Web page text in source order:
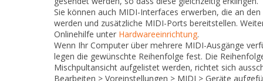
Sie können auch MIDI-Interfaces erwerben, die an
werden und zusätzliche MIDI-Ports bereitstellen.
Onlinehilfe unter Hardwareeinrichtung.
Wenn Ihr Computer über mehrere MIDI-Ausgänge
legen die gewünschte Reihenfolge fest. Die
Mischpultansicht aufgelistet werden, richtet sich
Bearbeiten > Voreinstellungen > MIDI > Geräte